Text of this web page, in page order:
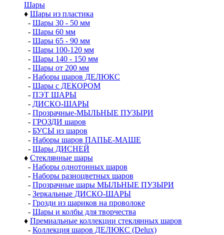
Шары
♦ Шары из пластика
- Шары 30 - 50 мм
- Шары 60 мм
- Шары 65 - 90 мм
- Шары 100-120 мм
- Шары 140 - 150 мм
- Шары от 200 мм
- Наборы шаров ДЕЛЮКС
- Шары с ДЕКОРОМ
- ПЭТ ШАРЫ
- ДИСКО-ШАРЫ
- Прозрачные-МЫЛЬНЫЕ ПУЗЫРИ
- ГРОЗДИ шаров
- БУСЫ из шаров
- Наборы шаров ПАПЬЕ-МАШЕ
- Шары ДИСНЕЙ
♦ Стеклянные шары
- Наборы однотонных шаров
- Наборы разноцветных шаров
- Прозрачные шары МЫЛЬНЫЕ ПУЗЫРИ
- Зеркальные ДИСКО-ШАРЫ
- Грозди из шариков на проволоке
- Шары и колбы для творчества
♦ Премиальные коллекции стеклянных шаров
- Коллекция шаров ДЕЛЮКС (Delux)